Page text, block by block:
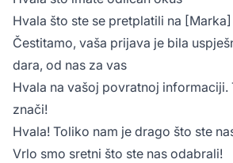
Hvala što ste se pretplatili na [Marka]
Čestitamo, vaša prijava je bila
dara, od nas za vas
Hvala na vašoj povratnoj informaciji.
znači!
Hvala! Toliko nam je drago što ste
Vrlo smo sretni što ste nas odabrali!